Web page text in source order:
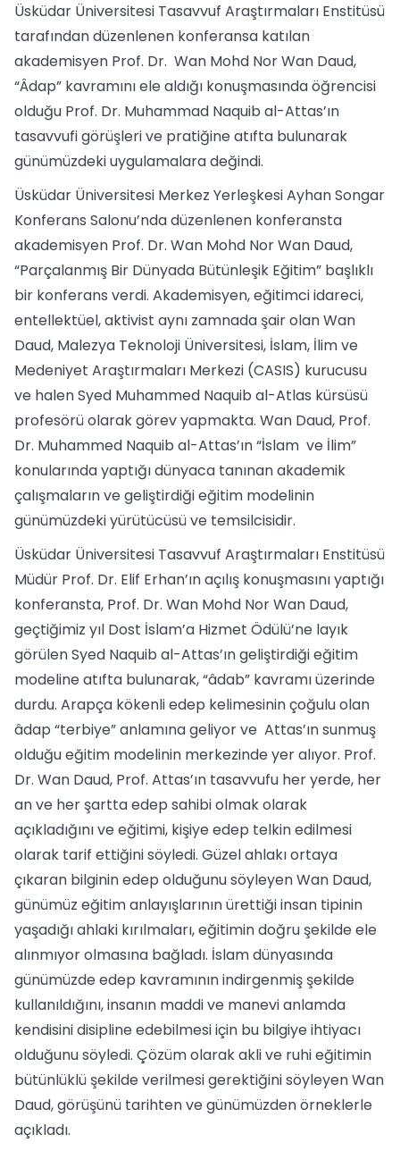
Üsküdar Üniversitesi Tasavvuf Araştırmaları Enstitüsü
tarafından düzenlenen konferansa katılan
akademisyen Prof. Dr. Wan Mohd Nor Wan Daud,
“Âdap” kavramını ele aldığı konuşmasında öğrencisi
olduğu Prof. Dr. Muhammad Naquib al-Attas’ın
tasavvufi görüşleri ve pratiğine atıfta bulunarak
günümüzdeki uygulamalara değindi.
Üsküdar Üniversitesi Merkez Yerleşkesi Ayhan Songar
Konferans Salonu’nda düzenlenen konferansta
akademisyen Prof. Dr. Wan Mohd Nor Wan Daud,
“Parçalanmış Bir Dünyada Bütünleşik Eğitim” başlıklı
bir konferans verdi. Akademisyen, eğitimci idareci,
entellektüel, aktivist aynı zamnada şair olan Wan
Daud, Malezya Teknoloji Üniversitesi, İslam, İlim ve
Medeniyet Araştırmaları Merkezi (CASIS) kurucusu
ve halen Syed Muhammed Naquib al-Atlas kürsüsü
profesörü olarak görev yapmakta. Wan Daud, Prof.
Dr. Muhammed Naquib al-Attas’ın “İslam ve İlim”
konularında yaptığı dünyaca tanınan akademik
çalışmaların ve geliştirdiği eğitim modelinin
günümüzdeki yürütücüsü ve temsilcisidir.
Üsküdar Üniversitesi Tasavvuf Araştırmaları Enstitüsü
Müdür Prof. Dr. Elif Erhan’ın açılış konuşmasını yaptığı
konferansta, Prof. Dr. Wan Mohd Nor Wan Daud,
geçtiğimiz yıl Dost İslam’a Hizmet Ödülü’ne layık
görülen Syed Naquib al-Attas’ın geliştirdiği eğitim
modeline atıfta bulunarak, “âdab” kavramı üzerinde
durdu. Arapça kökenli edep kelimesinin çoğulu olan
âdap “terbiye” anlamına geliyor ve Attas’ın sunmuş
olduğu eğitim modelinin merkezinde yer alıyor. Prof.
Dr. Wan Daud, Prof. Attas’ın tasavvufu her yerde, her
an ve her şartta edep sahibi olmak olarak
açıkladığını ve eğitimi, kişiye edep telkin edilmesi
olarak tarif ettiğini söyledi. Güzel ahlakı ortaya
çıkaran bilginin edep olduğunu söyleyen Wan Daud,
günümüz eğitim anlayışlarının ürettiği insan tipinin
yaşadığı ahlaki kırılmaları, eğitimin doğru şekilde ele
alınmıyor olmasına bağladı. İslam dünyasında
günümüzde edep kavramının indirgenmiş şekilde
kullanıldığını, insanın maddi ve manevi anlamda
kendisini disipline edebilmesi için bu bilgiye ihtiyacı
olduğunu söyledi. Çözüm olarak akli ve ruhi eğitimin
bütünlüklü şekilde verilmesi gerektiğini söyleyen Wan
Daud, görüşünü tarihten ve günümüzden örneklerle
açıkladı.